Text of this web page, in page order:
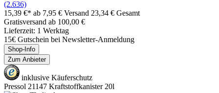
(2.636)
15,39 €* ab 7,95 € Versand 23,34 € Gesamt
Gratisversand ab 100,00 €
Lieferzeit: 1 Werktag
15€ Gutschein bei Newsletter-Anmeldung
Shop-Info
Zum Anbieter
inklusive Käuferschutz
Pressol 21147 Kraftstoffkanister 20l